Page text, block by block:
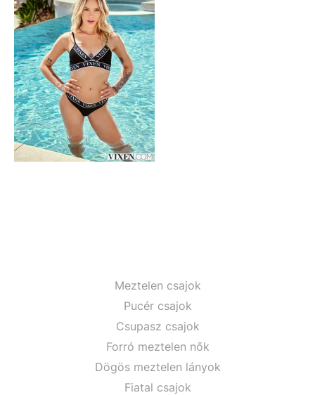
Meztelen csajok
Pucér csajok
Csupasz csajok
Forró meztelen nők
Dögös meztelen lányok
Fiatal csajok